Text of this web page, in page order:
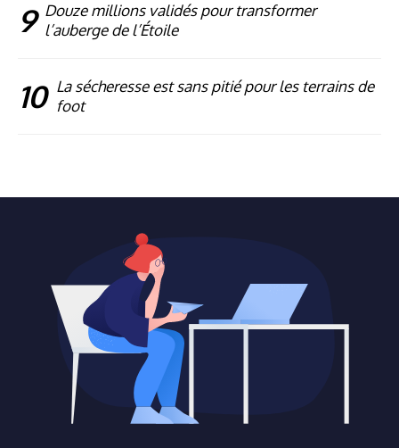
9 Douze millions validés pour transformer
l’auberge de l’Étoile
10 La sécheresse est sans pitié pour les terrains de
foot